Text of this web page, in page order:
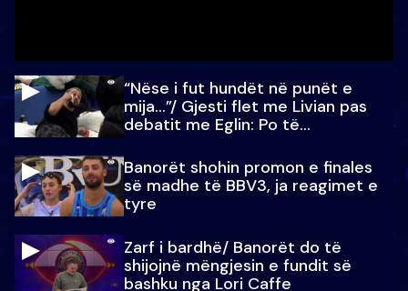
“Nëse i fut hundët në punët e
mija…”/ Gjesti flet me Livian pas
debatit me Eglin: Po të
Banorët shohin promon e finales
së madhe të BBV3, ja reagimet e
tyre
Zarf i bardhë/ Banorët do të
shijojnë mëngjesin e fundit së
bashku nga Lori Caffe